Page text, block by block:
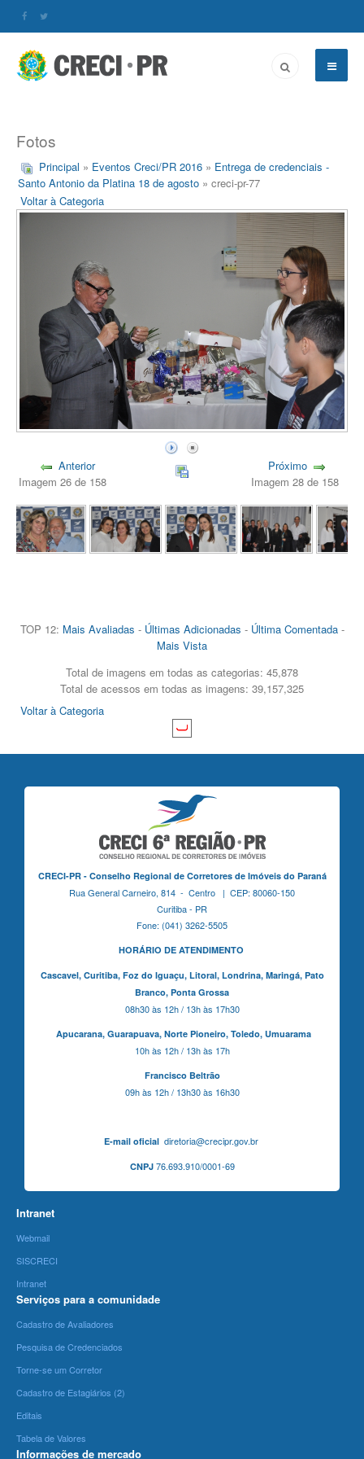
Fotos
Principal » Eventos Creci/PR 2016 » Entrega de credenciais -
Santo Antonio da Platina 18 de agosto » creci-pr-77
Voltar à Categoria
Anterior
Imagem 26 de 158
Próximo
Imagem 28 de 158
TOP 12: Mais Avaliadas - Últimas Adicionadas - Última Comentada-
Mais Vista
Total de imagens em todas as categorias: 45,878
Total de acessos em todas as imagens: 39,157,325
Voltar à Categoria
CRECI-PR - Conselho Regional de Corretores de Imóveis do Paraná
Rua General Carneiro, 814 - Centro | CEP: 80060-150
Curitiba - PR
Fone: (041) 3262-5505
HORÁRIO DE ATENDIMENTO
Cascavel, Curitiba,Foz do Iguaçu, Litoral, Londrina, Maringá, Pato
Branco, Ponta Grossa
08h30 às 12h / 13h às 17h30
Apucarana, Guarapuava, Norte Pioneiro, Toledo, Umuarama
10h às 12h / 13h às 17h
Francisco Beltrão
09h às 12h / 13h30 às 16h30
E-mail oficialdiretoria@crecipr.gov.br
CNPJ76.693.910/0001-69
Intranet
Webmail
SISCRECI
Intranet
Serviços para a comunidade
Cadastro de Avaliadores
Pesquisa de Credenciados
Torne-se um Corretor
Cadastro de Estagiários (2)
Editais
Tabela de Valores
Informações de mercado